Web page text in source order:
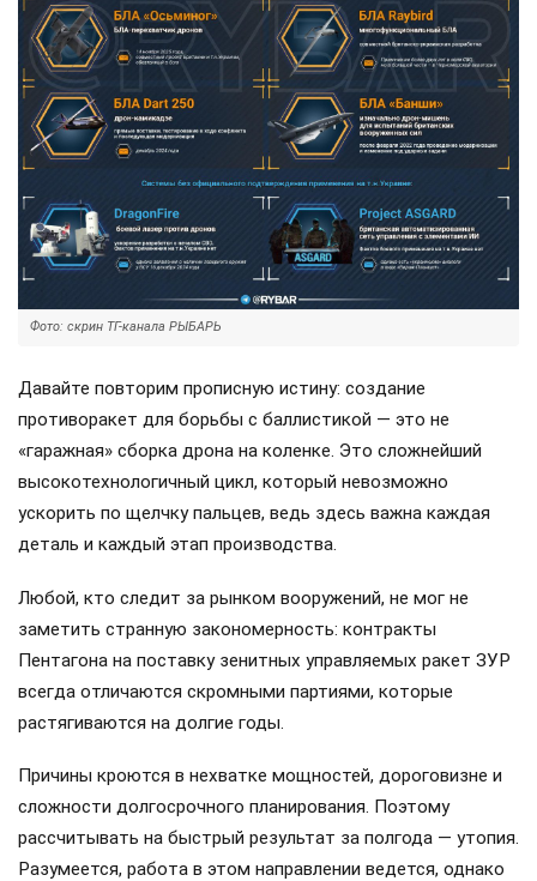
Фото: скрин ТГ-канала РЫБАРЬ
Давайте повторим прописную истину: создание
противоракет для борьбы с баллистикой — это не
«гаражная» сборка дрона на коленке. Это сложнейший
высокотехнологичный цикл, который невозможно
ускорить по щелчку пальцев, ведь здесь важна каждая
деталь и каждый этап производства.
Любой, кто следит за рынком вооружений, не мог не
заметить странную закономерность: контракты
Пентагона на поставку зенитных управляемых ракет ЗУР
всегда отличаются скромными партиями, которые
растягиваются на долгие годы.
Причины кроются в нехватке мощностей, дороговизне и
сложности долгосрочного планирования. Поэтому
рассчитывать на быстрый результат за полгода — утопия.
Разумеется, работа в этом направлении ведется, однако